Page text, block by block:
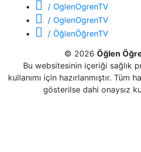
/ OglenOgrenTV
/ OglenOgrenTV
/ ÖğlenÖğrenTV
© 2026 Öğlen
Bu websitesinin içeriği sağlık
kullanımı için hazırlanmıştır. Tüm
gösterilse dahi onaysız